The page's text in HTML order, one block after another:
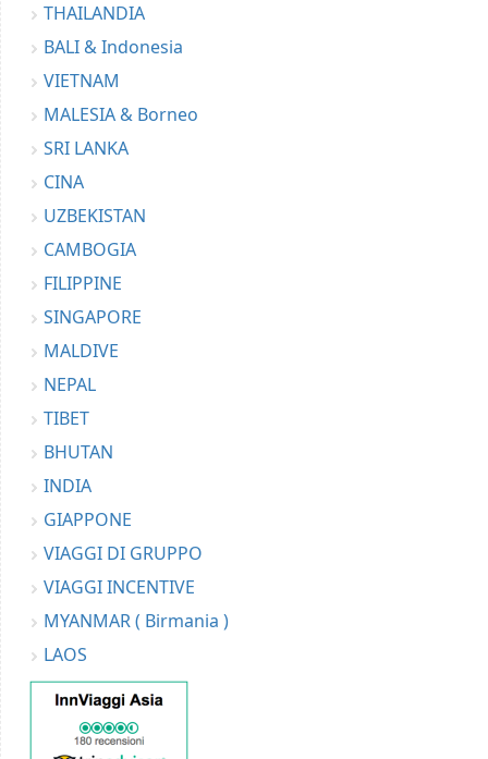
THAILANDIA
BALI & Indonesia
VIETNAM
MALESIA & Borneo
SRI LANKA
CINA
UZBEKISTAN
CAMBOGIA
FILIPPINE
SINGAPORE
MALDIVE
NEPAL
TIBET
BHUTAN
INDIA
GIAPPONE
VIAGGI DI GRUPPO
VIAGGI INCENTIVE
MYANMAR ( Birmania )
LAOS